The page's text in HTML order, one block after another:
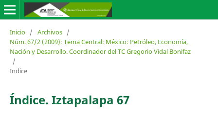
Inicio / Archivos /
Núm. 67/2 (2009): Tema Central: México: Petróleo, Economía,
Nación y Desarrollo. Coordinador del TC Gregorio Vidal Bonifaz
/
Indice
Índice. Iztapalapa 67